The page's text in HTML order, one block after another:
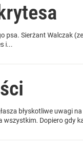
psa. Sierżant Walczak
i...
błyskotliwe uwagi
wszystkim. Dopiero gdy